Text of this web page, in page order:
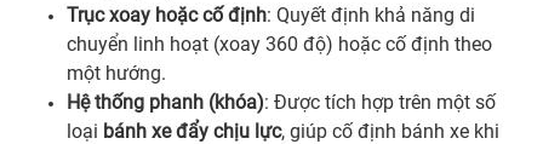
Trục xoay hoặc cố định: Quyết định khả năng di
chuyển linh hoạt (xoay 360 độ) hoặc cố định theo
một hướng.
Hệ thống phanh (khóa): Được tích hợp trên một số
loại bánh xe đẩy chịu lực, giúp cố định bánh xe khi